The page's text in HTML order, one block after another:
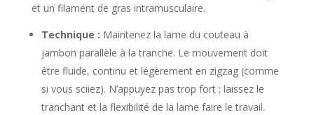
et un filament de gras intramusculaire.
Technique : Maintenez la lame du couteau à
jambon parallèle à la tranche. Le mouvement doit
être fluide, continu et légèrement en zigzag (comme
si vous sciiez). N’appuyez pas trop fort ; laissez le
tranchant et la flexibilité de la lame faire le travail.